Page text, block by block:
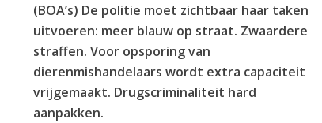
(BOA’s) De politie moet zichtbaar haar taken
uitvoeren: meer blauw op straat. Zwaardere
straffen. Voor opsporing van
dierenmishandelaars wordt extra capaciteit
vrijgemaakt. Drugscriminaliteit hard
aanpakken.